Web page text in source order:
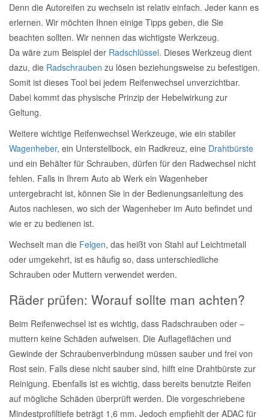
Denn die Autoreifen zu wechseln ist relativ einfach. Jeder kann es
erlernen. Wir möchten Ihnen einige Tipps geben, die Sie
beachten sollten. Wir nennen das wichtigste Werkzeug.
Da wäre zum Beispiel der Radschlüssel. Dieses Werkzeug dient
dazu, die Radschrauben zu lösen beziehungsweise zu befestigen.
Somit ist dieses Tool bei jedem Reifenwechsel unverzichtbar.
Dabei kommt das physische Prinzip der Hebelwirkung zur
Geltung.
Weitere wichtige Reifenwechsel Werkzeuge, wie ein stabiler
Wagenheber, ein Unterstellbock, ein Radkreuz, eine Drahtbürste
und ein Behälter für Schrauben, dürfen für den Radwechsel nicht
fehlen. Falls in Ihrem Auto ab Werk ein Wagenheber
untergebracht ist, können Sie in der Bedienungsanleitung des
Autos nachlesen, wo sich der Wagenheber im Auto befindet und
wie er zu bedienen ist.
Wechselt man die Felgen, das heißt von Stahl auf Leichtmetall
oder umgekehrt, ist es häufig so, dass unterschiedliche
Schrauben oder Muttern verwendet werden.
Räder prüfen: Worauf sollte man achten?
Beim Reifenwechsel ist es wichtig, dass Radschrauben oder –
muttern keine Schäden aufweisen. Die Auflageflächen und
Gewinde der Schraubenverbindung müssen sauber und frei von
Rost sein. Falls diese nicht sauber sind, hilft eine Drahtbürste zur
Reinigung. Ebenfalls ist es wichtig, dass bereits benutzte Reifen
auf mögliche Schäden überprüft werden. Die vorgeschriebene
Mindestprofiltiefe beträgt 1,6 mm. Jedoch empfiehlt der ADAC für
Mercedes Ersatzteile
Mini Ersatzteile
Mitsubishi Ersatzteile
Nissan Ersatzteile
Porsche Ersatzteile
Skoda Ersatzteile
Smart Ersatzteile
Suzuki Ersatzteile
Toyota Ersatzteile
Vauxhall Ersatzteile